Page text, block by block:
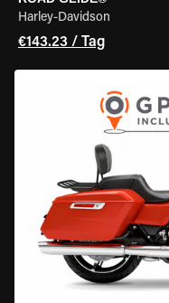
Harley-Davidson
€143.23 / Tag